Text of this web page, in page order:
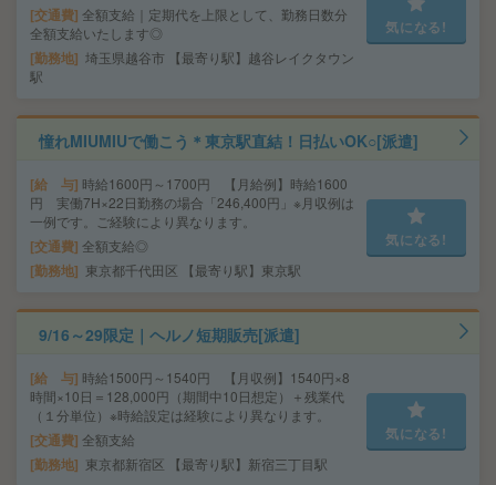
交通費 全額支給｜定期代を上限として、勤務日数分
全額支給いたします◎
勤務地 埼玉県越谷市 【最寄り駅】越谷レイクタウン
駅
気になる!
憧れMIUMIUで働こう＊東京駅直結！日払いOK○[派遣]
給 与 時給1600円～1700円 【月給例】時給1600
円 実働7H×22日勤務の場合「246,400円」※月収例は
一例です。ご経験により異なります。
交通費 全額支給◎
勤務地 東京都千代田区 【最寄り駅】東京駅
気になる!
9/16～29限定｜ヘルノ短期販売[派遣]
給 与 時給1500円～1540円 【月収例】1540円×8
時間×10日＝128,000円（期間中10日想定）＋残業代
（１分単位）※時給設定は経験により異なります。
交通費 全額支給
勤務地 東京都新宿区 【最寄り駅】新宿三丁目駅
気になる!